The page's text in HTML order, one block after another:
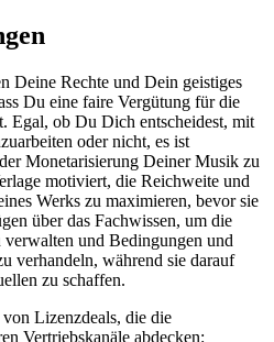
Deine Rechte und Dein geistiges
Du eine faire Vergütung für die
Egal, ob Du Dich entscheidest, mit
oder nicht, es ist
Monetarisierung Deiner Musik zu
motiviert, die Reichweite und
Werks zu maximieren, bevor sie
über das Fachwissen, um die
und Bedingungen und
verhandeln, während sie darauf
zu schaffen.
Lizenzdeals, die die
Vertriebskanäle abdecken: